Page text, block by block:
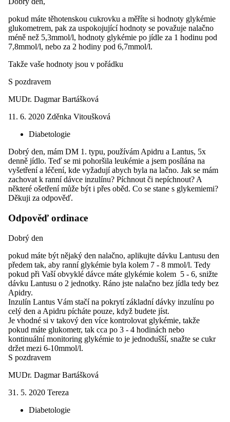
pokud máte těhotenskou cukrovku a měříte si hodnoty glykémie
glukometrem, pak za uspokojující hodnoty se považuje nalačno
méně než 5,3mmol/l, hodnoty glykémie po jídle za 1 hodinu pod
7,8mmol/l, nebo za 2 hodiny pod 6,7mmol/l.
Takže vaše hodnoty jsou v pořádku
S pozdravem
MUDr. Dagmar Bartášková
11. 6. 2020 Zděnka Vitoušková
Diabetologie
Dobrý den, mám DM 1. typu, používám Apidru a Lantus, 5x
denně jídlo. Teď se mi pohoršila leukémie a jsem posílána na
vyšetření a léčení, kde vyžadují abych byla na lačno. Jak se mám
zachovat k ranní dávce inzulínu? Píchnout či nepíchnout? A
některé ošetření může být i přes oběd. Co se stane s glykemiemi?
Děkuji za odpověď.
Odpověď ordinace
Dobrý den
pokud máte být nějaký den nalačno, aplikujte dávku Lantusu den
předem tak, aby ranní glykémie byla kolem 7 - 8 mmol/l. Tedy
pokud při Vaší obvyklé dávce máte glykémie kolem 5 - 6, snižte
dávku Lantusu o 2 jednotky. Ráno jste nalačno bez jídla tedy bez
Apidry.
Inzulín Lantus Vám stačí na pokrytí základní dávky inzulínu po
celý den a Apidru pícháte pouze, když budete jíst.
Je vhodné si v takový den více kontrolovat glykémie, takže
pokud máte glukometr, tak cca po 3 - 4 hodinách nebo
kontinuální monitoring glykémie to je jednodušší, snažte se cukr
držet mezi 6-10mmol/l.
S pozdravem
MUDr. Dagmar Bartášková
31. 5. 2020 Tereza
Diabetologie